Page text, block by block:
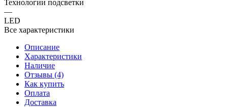
Технологии подсветки
—
LED
Все характеристики
Описание
Характеристики
Наличие
Отзывы (4)
Как купить
Оплата
Доставка